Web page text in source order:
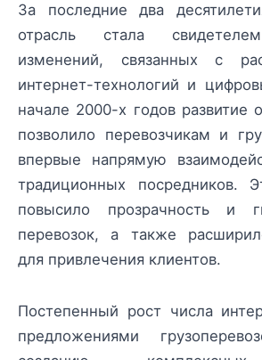
За последние два
отрасль стала
изменений, связанных с
интернет-технологий и
начале 2000-х годов развитие
позволило перевозчикам и
впервые напрямую
традиционных посредников.
повысило прозрачность и
перевозок, а также
для привлечения клиентов.
Постепенный рост числа
предложениями